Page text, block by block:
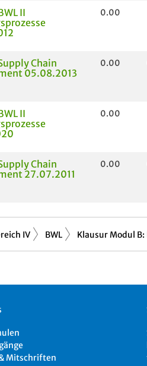
II
0.00
Chain
05.08.2013
0.00
II
0.00
Chain
27.07.2011
0.00
IV BWL Klausur Modul B:
Mitschriften